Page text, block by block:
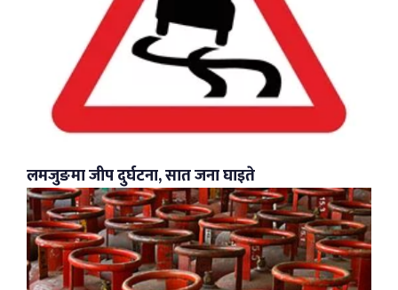
लमजुङमा जीप दुर्घटना, सात जना घाइते